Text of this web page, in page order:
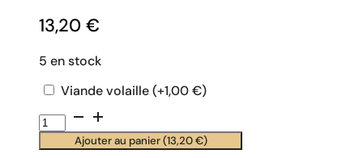
13,20 €
5 en stock
Viande volaille(+1,00€)
quantité
de
PetitsAjouter au panier (13,20€)